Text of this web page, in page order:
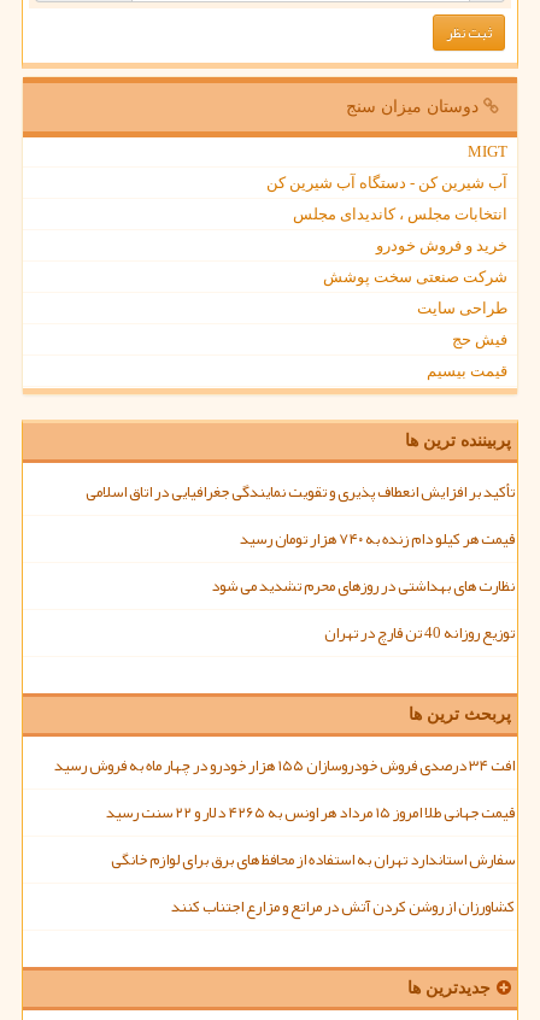
دوستان میزان سنج
MIGT
آب شیرین کن - دستگاه آب شیرین کن
انتخابات مجلس ، کاندیدای مجلس
خرید و فروش خودرو
شرکت صنعتی سخت پوشش
طراحی سایت
فیش حج
قیمت بیسیم
پربیننده ترین ها
تأکید بر افزایش انعطاف پذیری و تقویت نمایندگی جغرافیایی در اتاق اسلامی
قیمت هر کیلو دام زنده به ۷۴۰ هزار تومان رسید
نظارت های بهداشتی در روزهای محرم تشدید می شود
توزیع روزانه 40 تن قارچ در تهران
پربحث ترین ها
افت ۳۴ درصدی فروش خودروسازان ۱۵۵ هزار خودرو در چهار ماه به فروش رسید
قیمت جهانی طلا امروز ۱۵ مرداد هر اونس به ۴۲۶۵ دلار و ۲۲ سنت رسید
سفارش استاندارد تهران به استفاده از محافظ های برق برای لوازم خانگی
کشاورزان از روشن کردن آتش در مراتع و مزارع اجتناب کنند
جدیدترین ها